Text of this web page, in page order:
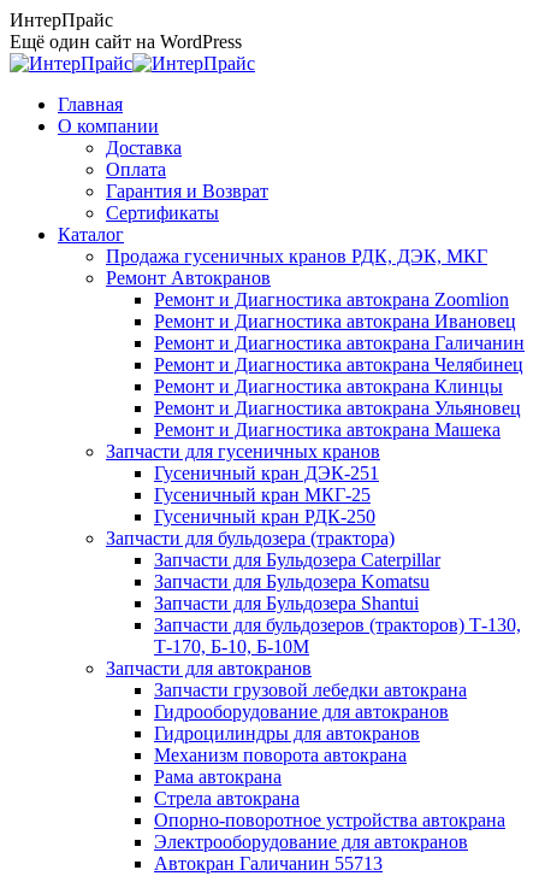
Перейти
к
содержанию
ИнтерПрайс
Ещё один сайт на WordPress
Главная
О компании
Доставка
Оплата
Гарантия и Возврат
Сертификаты
Каталог
Продажа гусеничных кранов РДК, ДЭК, МКГ
Ремонт Автокранов
Ремонт и Диагностика автокрана Zoomlion
Ремонт и Диагностика автокрана Ивановец
Ремонт и Диагностика автокрана Галичанин
Ремонт и Диагностика автокрана Челябинец
Ремонт и Диагностика автокрана Клинцы
Ремонт и Диагностика автокрана Ульяновец
Ремонт и Диагностика автокрана Машека
Запчасти для гусеничных кранов
Гусеничный кран ДЭК-251
Гусеничный кран МКГ-25
Гусеничный кран РДК-250
Запчасти для бульдозера (трактора)
Запчасти для Бульдозера Caterpillar
Запчасти для Бульдозера Komatsu
Запчасти для Бульдозера Shantui
Запчасти для бульдозеров (тракторов) Т-130,
Т-170, Б-10, Б-10М
Запчасти для автокранов
Запчасти грузовой лебедки автокрана
Гидрооборудование для автокранов
Гидроцилиндры для автокранов
Механизм поворота автокрана
Рама автокрана
Стрела автокрана
Опорно-поворотное устройства автокрана
Электрооборудование для автокранов
Автокран Галичанин 55713